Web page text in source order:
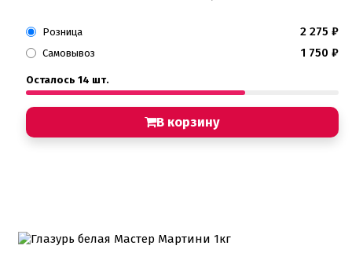
Розница 2 275 ₽
Самовывоз 1 750 ₽
Осталось 14 шт.
В корзину